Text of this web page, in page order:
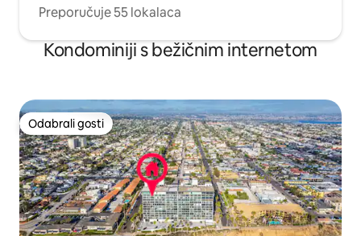
Preporučuje 55 lokalaca
Kondominiji s bežičnim internetom
Odabrali gosti
Odabrali gosti